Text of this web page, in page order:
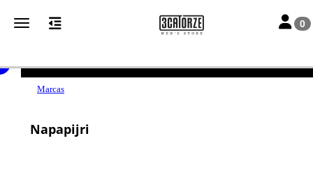
Toggle navigation Toggle
0
ENVÍOS GRATUITOS A PARTIR DE 50€
Marcas
Napapijri